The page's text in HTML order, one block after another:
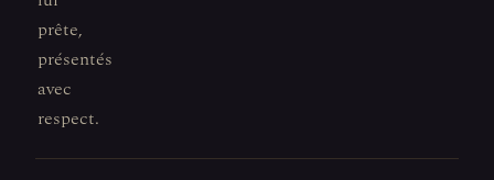
prête,
présentés
avec
respect.